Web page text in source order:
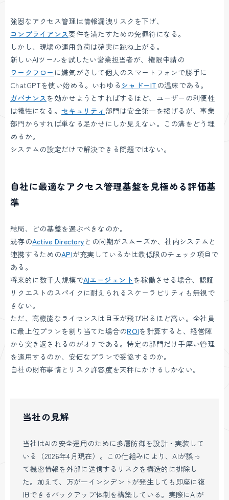
強固なアクセス管理は情報漏洩リスクを下げ、
コンプライアンス要件を満たすための免罪符になる。
しかし、現場の運用負荷は確実に跳ね上がる。
新しいAIツールを試したい営業担当者が、権限申請の
ワークフロー に嫌気がさして個人のスマートフォンで勝手に
ChatGPTを使い始める。いわゆる シャドーIT の温床である。
ガバナンス を効かせようとすればするほど、ユーザーの利便性
は犠牲になる。 セキュリティ 部門は安全第一を掲げるが、事業
部門からすれば単なる足かせにしか見えない。この溝をどう埋
めるか。
システムの設定だけで解決できる問題ではない。
自社に最適なアクセス管理基盤を見極める評価基
準
結局、どの基盤を選ぶべきなのか。
既存のActive Directory との同期がスムーズか、社内システムと
連携するためのAPIが充実しているかは最低限のチェック項目で
ある。
将来的に数千人規模でAIエージェント を稼働させる場合、認証
リクエストのスパイクに耐えられるスケーラビリティも無視で
きない。
ただ、高機能なライセンスは目玉が飛び出るほど高い。全社員
に最上位プランを割り当てた場合のROIを計算すると、経営陣
から突き返されるのがオチである。特定の部門だけ手厚い管理
を適用するのか、安価なプランで妥協するのか。
自社の財布事情とリスク許容度を天秤にかけるしかない。
当社の見解
当社はAIの安全運用のために多層防御を設計・実装して
いる（2026年4月現在）。この仕組みにより、AIが誤っ
て機密情報を外部に送信するリスクを構造的に排除し
た。加えて、万が一インシデントが発生しても即座に復
旧できるバックアップ体制を構築している。実際にAIが